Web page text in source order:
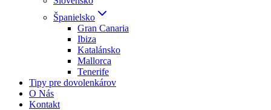
Španielsko
Gran Canaria
Ibiza
Katalánsko
Mallorca
Tenerife
Tipy pre dovolenkárov
O Nás
Kontakt